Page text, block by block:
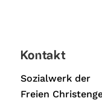
Kontakt
Sozialwerk der
Freien